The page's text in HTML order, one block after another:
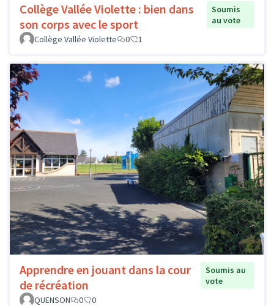
Collège Vallée Violette : bien dans
son corps avec le sport
Soumis
au vote
Collège Vallée Violette
0 1
Apprendre en jouant dans la cour
de récréation
Soumis au
vote
QUENSON
0 0